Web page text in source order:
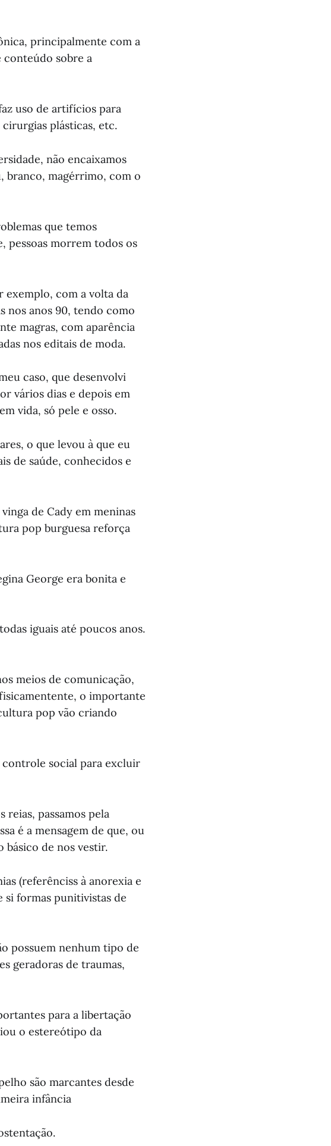
principalmente com a
conteúdo sobre a
uso de artifícios para
plásticas, etc.
não encaixamos
branco, magérrimo, com o
que temos
pessoas morrem todos os
exemplo, com a volta da
nos anos 90, tendo como
magras, com aparência
nos editais de moda.
caso, que desenvolvi
vários dias e depois em
vida, só pele e osso.
o que levou à que eu
de saúde, conhecidos e
de Cady em meninas
pop burguesa reforça
George era bonita e
iguais até poucos anos.
meios de comunicação,
o importante
pop vão criando
controle social para excluir
reias, passamos pela
é a mensagem de que, ou
básico de nos vestir.
(referênciss à anorexia e
formas punitivistas de
possuem nenhum tipo de
geradoras de traumas,
para a libertação
o estereótipo da
são marcantes desde
infância